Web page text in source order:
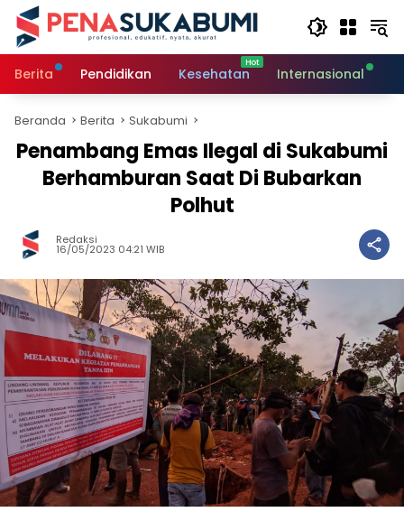
Langsung
konten
Berita
Pendidikan Kesehatan Internasional
Beranda Berita Sukabumi
Penambang Emas Ilegal di Sukabumi
Berhamburan Saat Di Bubarkan
Polhut
Redaksi
16/05/2023 04:21 WIB